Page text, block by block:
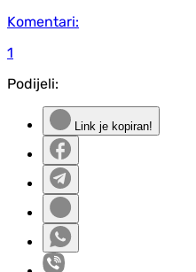
Komentari:
1
Podijeli:
Link je kopiran!